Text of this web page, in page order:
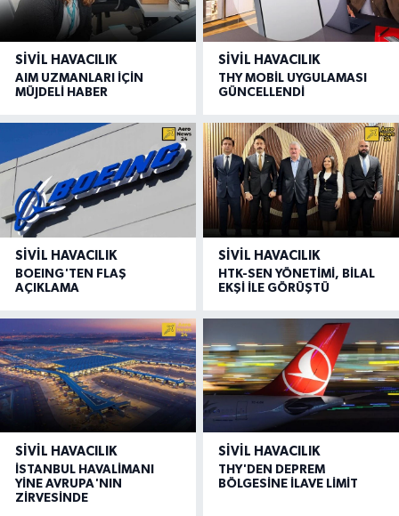
SIVIL HAVACILIK
AIM UZMANLARI İÇİN
MÜJDELİ HABER
SIVIL HAVACILIK
THY MOBİL UYGULAMASI
GÜNCELLENDİ
SIVIL HAVACILIK
BOEING'TEN FLAŞ
AÇIKLAMA
SIVIL HAVACILIK
HTK-SEN YÖNETİMİ, BİLAL
EKŞİ İLE GÖRÜŞTÜ
SIVIL HAVACILIK
İSTANBUL HAVALİMANI
YİNE AVRUPA'NIN
ZİRVESİNDE
SIVIL HAVACILIK
THY'DEN DEPREM
BÖLGESİNE İLAVE LİMİT